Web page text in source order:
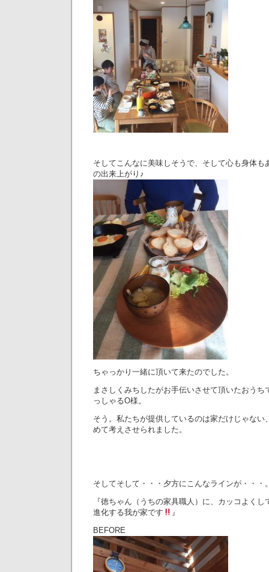
そしてこんなに美味しそうで、そして心も身体も
の出来上がり♪
ちゃっかり一緒に頂いて来たのでした。
まさしくみちしたがお手伝いさせて頂いたおうち
っしゃるO様。
そう。私たちが提供しているのは家だけじゃない
めて考えさせられました。
そしてそして・・・夕方にこんなラインが・・・
『徳ちゃん（うちの家具職人）に、カッコよく
進化する我が家です
』
BEFORE